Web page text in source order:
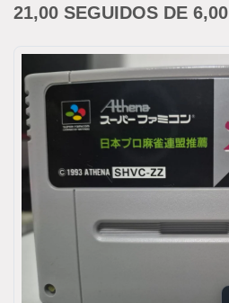
21,00 SEGUIDOS DE 6,00